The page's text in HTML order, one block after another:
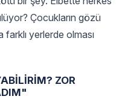
Çocukların gözü
yerlerde olması
ZOR